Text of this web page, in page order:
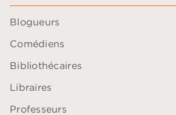
Blogueurs
Comédiens
Bibliothécaires
Libraires
Professeurs